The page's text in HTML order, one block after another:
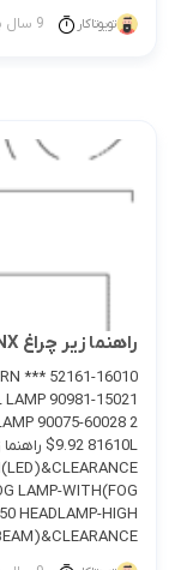
تویوتاکار 9 سال پیش
راهنما زیر چراغ NX
90075-60028 2
LAMP-WITH(FOG
HEADLAMP-HIGH
[…]